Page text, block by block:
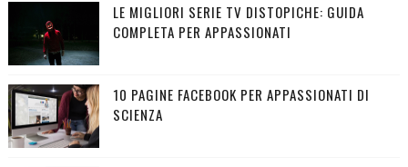
LE MIGLIORI SERIE TV DISTOPICHE: GUIDA
COMPLETA PER APPASSIONATI
10 PAGINE FACEBOOK PER APPASSIONATI DI
SCIENZA